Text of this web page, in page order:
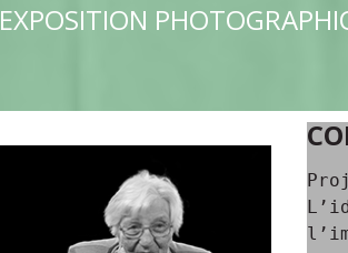
EXPOSITION